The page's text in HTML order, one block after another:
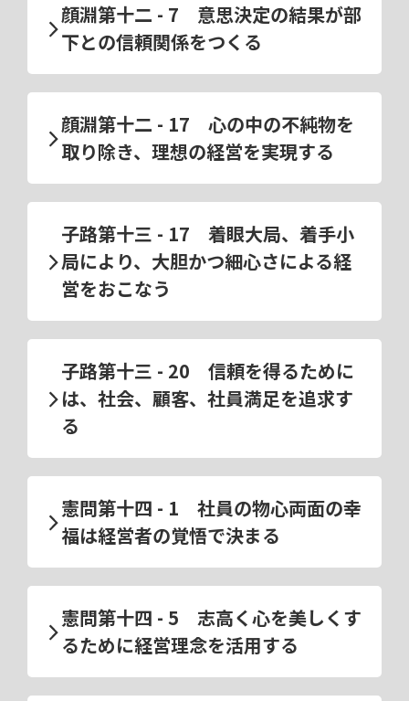
顔淵第十二 - 7 意思決定の結果が部
下との信頼関係をつくる
顔淵第十二 - 17 心の中の不純物を
取り除き、理想の経営を実現する
子路第十三 - 17 着眼大局、着手小
局により、大胆かつ細心さによる経
営をおこなう
子路第十三 - 20 信頼を得るために
は、社会、顧客、社員満足を追求す
る
憲問第十四 - 1 社員の物心両面の幸
福は経営者の覚悟で決まる
憲問第十四 - 5 志高く心を美しくす
るために経営理念を活用する